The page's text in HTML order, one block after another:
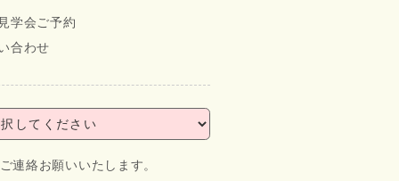
学会ご予約
合わせ
連絡お願いいたします。